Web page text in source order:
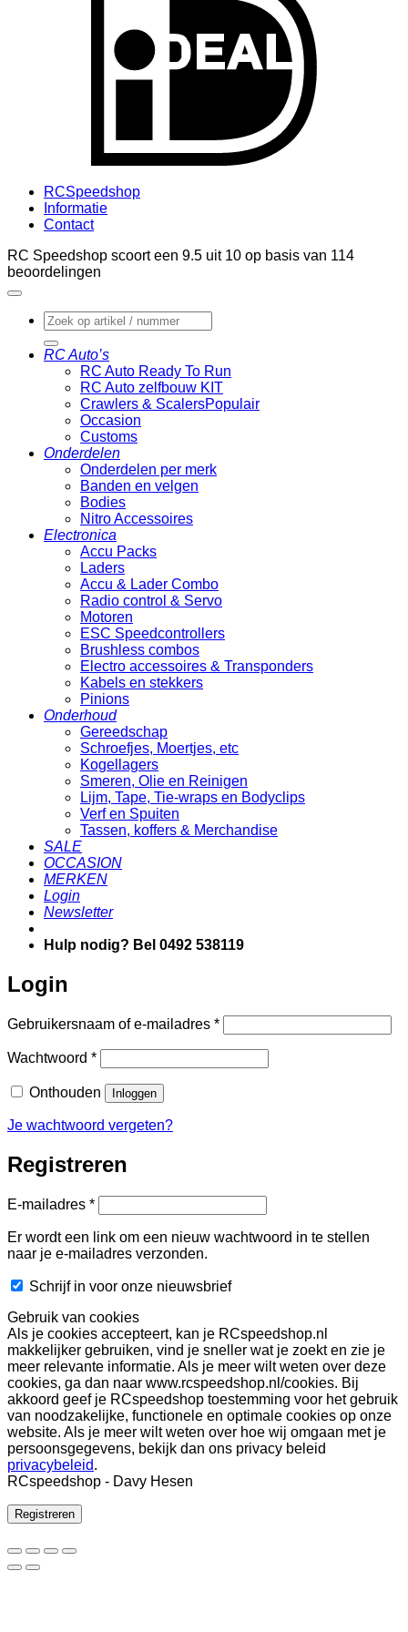
RCSpeedshop
Informatie
Contact
RC Speedshop scoort een 9.5 uit 10 op basis van 114
beoordelingen
Zoeken
naar:
RC Auto’s
RC Auto Ready To Run
RC Auto zelfbouw KIT
Crawlers & Scalers
Occasion
Customs
Onderdelen
Onderdelen per merk
Banden en velgen
Bodies
Nitro Accessoires
Electronica
Accu Packs
Laders
Accu & Lader Combo
Radio control & Servo
Motoren
ESC Speedcontrollers
Brushless combos
Electro accessoires & Transponders
Kabels en stekkers
Pinions
Onderhoud
Gereedschap
Schroefjes, Moertjes, etc
Kogellagers
Smeren, Olie en Reinigen
Lijm, Tape, Tie-wraps en Bodyclips
Verf en Spuiten
Tassen, koffers & Merchandise
SALE
OCCASION
MERKEN
Login
Newsletter
Hulp nodig? Bel 0492 538119
Login
Gebruikersnaam of e-mailadres *Vereist
Wachtwoord *Vereist
Onthouden Inloggen
Je wachtwoord vergeten?
Registreren
E-mailadres *Vereist
Er wordt een link om een nieuw wachtwoord in te stellen
naar je e-mailadres verzonden.
Schrijf in voor onze nieuwsbrief
Gebruik van cookies
Als je cookies accepteert, kan je RCspeedshop.nl
makkelijker gebruiken, vind je sneller wat je zoekt en zie je
meer relevante informatie. Als je meer wilt weten over deze
cookies, ga dan naar www.rcspeedshop.nl/cookies. Bij
akkoord geef je RCspeedshop toestemming voor het gebruik
van noodzakelijke, functionele en optimale cookies op onze
website. Als je meer wilt weten over hoe wij omgaan met je
persoonsgegevens, bekijk dan ons privacy beleid
privacybeleid.
RCspeedshop - Davy Hesen
Registreren